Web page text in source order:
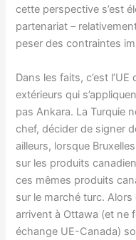
cette perspective s’est
partenariat –
peser des contraintes
Dans les faits, c’est
extérieurs qui
pas Ankara. La Turquie
chef, décider de signer
ailleurs, lorsque
sur les produits
ces mêmes produits
sur le marché turc. Alors
arrivent à Ottawa (et ne
échange UE-Canada)